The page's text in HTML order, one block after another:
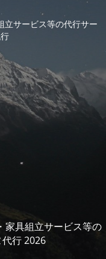
立サービス等の代行サー
具組立サービス等の
行 2026